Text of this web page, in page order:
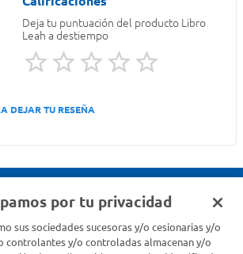
Deja tu puntuación del producto Libro
Leah a destiempo
DEJAR TU RESEÑA
por tu privacidad
sus sociedades sucesoras y/o cesionarias y/o
controlantes y/o controladas almacenan y/o